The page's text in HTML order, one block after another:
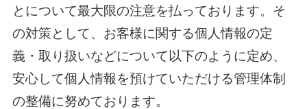
とについて最大限の注意を払っております。そ
の対策として、お客様に関する個人情報の定
義・取り扱いなどについて以下のように定め、
安心して個人情報を預けていただける管理体制
の整備に努めております。